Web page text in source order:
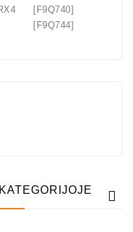
[F9Q740]
[F9Q744]